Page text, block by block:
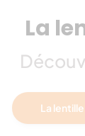
La
La